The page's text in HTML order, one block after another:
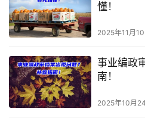
懂！
2025年11月10
事业编政
南！
2025年10月